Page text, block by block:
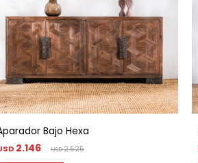
Bajo Hexa
2.146 USD2.525